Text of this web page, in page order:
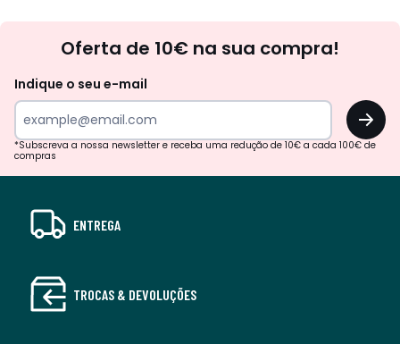
Oferta de 10€ na sua compra!
Indique o seu e-mail
OK
*Subscreva a nossa newsletter e receba uma redução de 10€ a cada 100€ de
compras
ENTREGA
TROCAS & DEVOLUÇÕES